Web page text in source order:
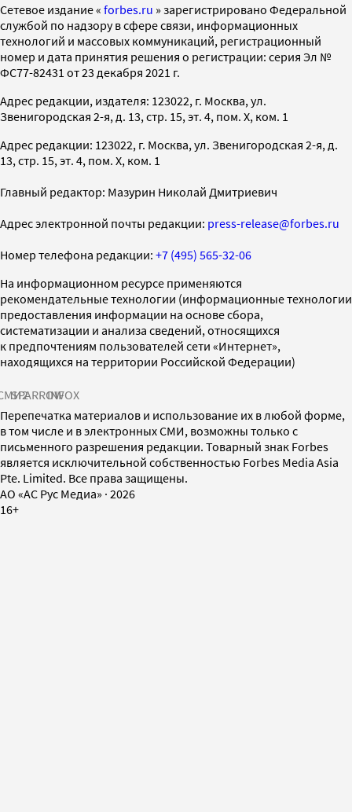
Cетевое издание « forbes.ru » зарегистрировано Федеральной
службой по надзору в сфере связи, информационных
технологий и массовых коммуникаций, регистрационный
номер и дата принятия решения о регистрации: серия Эл №
ФС77-82431 от 23 декабря 2021 г.
Адрес редакции, издателя: 123022, г. Москва, ул.
Звенигородская 2-я, д. 13, стр. 15, эт. 4, пом. X, ком. 1
Адрес редакции: 123022, г. Москва, ул. Звенигородская 2-я, д.
13, стр. 15, эт. 4, пом. X, ком. 1
Главный редактор: Мазурин Николай Дмитриевич
Адрес электронной почты редакции: press-release@forbes.ru
Номер телефона редакции: +7 (495) 565-32-06
На информационном ресурсе применяются
рекомендательные технологии (информационные технологии
предоставления информации на основе сбора,
систематизации и анализа сведений, относящихся
к предпочтениям пользователей сети «Интернет»,
находящихся на территории Российской Федерации)
SPARROWINFOX
Перепечатка материалов и использование их в любой форме,
в том числе и в электронных СМИ, возможны только с
письменного разрешения редакции. Товарный знак Forbes
является исключительной собственностью Forbes Media Asia
Pte. Limited. Все права защищены.
AO «АС Рус Медиа» · 2026
16+